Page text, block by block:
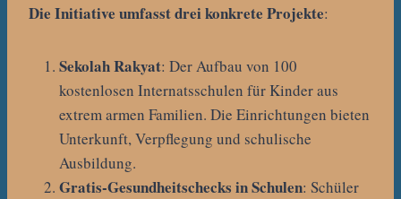
Die Initiative umfasst drei konkrete Projekte:
Sekolah Rakyat: Der Aufbau von 100
kostenlosen Internatsschulen für Kinder aus
extrem armen Familien. Die Einrichtungen bieten
Unterkunft, Verpflegung und schulische
Ausbildung.
Gratis-Gesundheitschecks in Schulen: Schüler